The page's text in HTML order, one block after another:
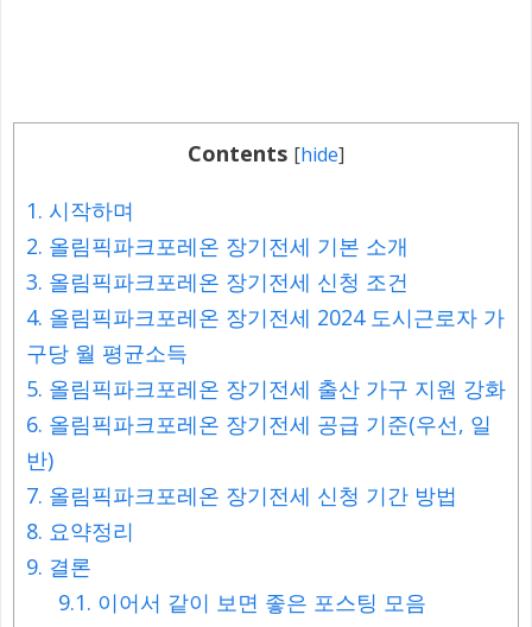
Contents [hide]
1. 시작하며
2. 올림픽파크포레온 장기전세 기본 소개
3. 올림픽파크포레온 장기전세 신청 조건
4. 올림픽파크포레온 장기전세 2024 도시근로자 가
구당 월 평균소득
5. 올림픽파크포레온 장기전세 출산 가구 지원 강화
6. 올림픽파크포레온 장기전세 공급 기준(우선, 일
반)
7. 올림픽파크포레온 장기전세 신청 기간 방법
8. 요약정리
9. 결론
9.1. 이어서 같이 보면 좋은 포스팅 모음